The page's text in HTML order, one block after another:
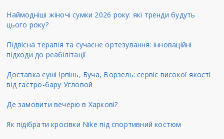
Наймодніші жіночі сумки 2026 року: які тренди будуть
цього року?
Підвісна терапія та сучасне ортезування: інноваційні
підходи до реабілітації
Доставка суші Ірпінь, Буча, Ворзель: сервіс високої якості
від гастро-бару Угловой
Де замовити вечерю в Харкові?
Як підібрати кросівки Nike під спортивний костюм